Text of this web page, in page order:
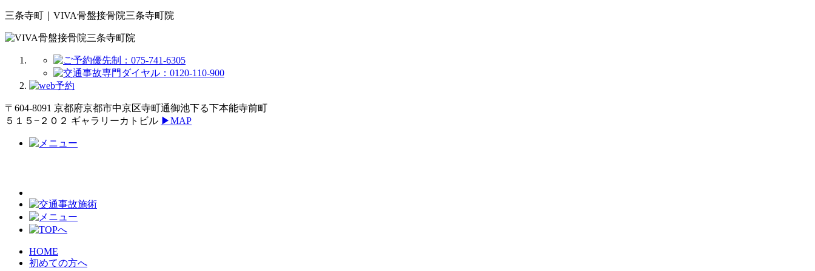
三条寺町｜VIVA骨盤接骨院三条寺町院
〒604-8091 京都府京都市中京区寺町通御池下る下本能寺前町
５１５−２０２ ギャラリーカトビル ▶MAP
HOME
初めての方へ